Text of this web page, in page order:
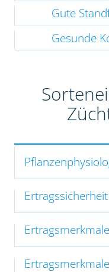
Gute
Gesunde
Ertragssicherheit